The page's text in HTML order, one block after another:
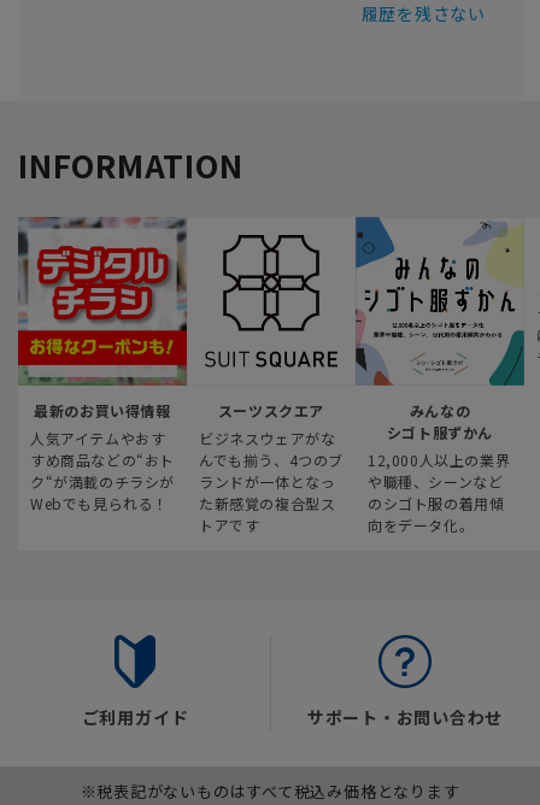
履歴を残さない
INFORMATION
最新のお買い得情報
人気アイテムやおす
すめ商品などの“おト
ク“が満載のチラシが
Webでも見られる！
スーツスクエア
ビジネスウェアがな
んでも揃う、4つのブ
ランドが一体となっ
た新感覚の複合型ス
トアです
みんなの
シゴト服ずかん
12,000人以上の業界
や職種、シーンなど
のシゴト服の着用傾
向をデータ化。
ご利用ガイド サポート・お問い合わせ
※税表記がないものはすべて税込み価格となります